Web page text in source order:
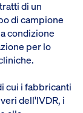
di un
di campione
condizione
per lo
cui i fabbricanti
dell'IVDR, i